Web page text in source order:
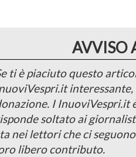
AVVISO
ti è piaciuto questo
I InuoviVespri.it
soltato ai
nei lettori che ci
libero contributo.